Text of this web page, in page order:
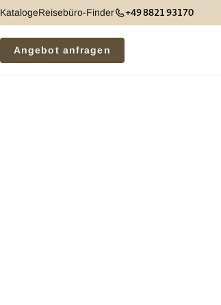
KatalogeReisebüro-Finder +49 8821 93170
Angebot anfragen